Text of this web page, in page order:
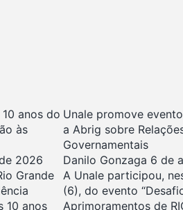
anos do
às
2026
Grande
10 anos
Unale promove
a Abrig sobre
Governamentais
Danilo Gonzaga 6 de
A Unale participou,
(6), do evento
Aprimoramentos de